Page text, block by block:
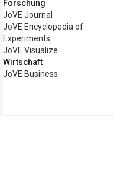
Forschung
JoVE Journal
JoVE Encyclopedia of
Experiments
JoVE Visualize
Wirtschaft
JoVE Business